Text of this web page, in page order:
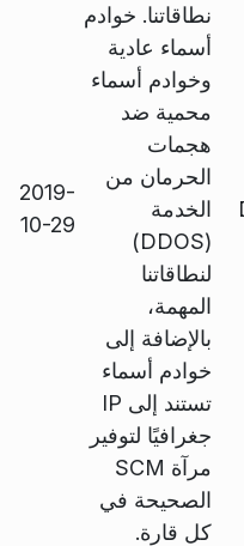
نطاقاتنا. خوادم
أسماء عادية
وخوادم أسماء
محمية ضد
هجمات
الحرمان من
الخدمة
(DDOS)
لنطاقاتنا
المهمة،
بالإضافة إلى
خوادم أسماء
تستند إلى IP
جغرافيًا لتوفير
مرآة SCM
الصحيحة في
كل قارة.
2019-
10-29